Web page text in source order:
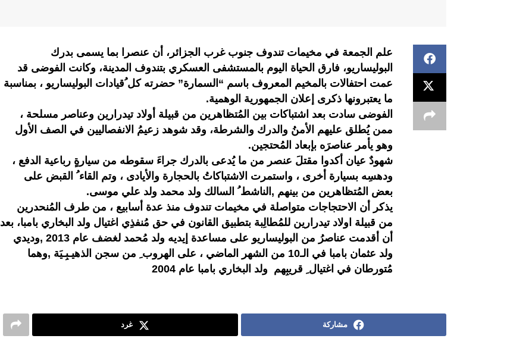
علم الجمعة في مخيمات تندوف جنوب غرب الجزائر، أن عنصرا بما يسمى بدرك
البوليساريو، فارق الحياة اليوم بالمستشفى العسكري بتندوف المدينة، وكانت الفوضى قد
عمت احتفالات بالمخيم المعروف باسم “السمارة” حضرته كل ُقيادات البوليساريو ، بمناسبة
ما يعتبرونها ذكرى إعلان الجمهورية الوهمية.
الفوضى سادت بعد اشتباكات بين المُتظاهرين من قبيلة أولاد تيدرارين وعناصر مسلحة ،
ممن يُطلق عليهم الأمنُ والدرك والشرطة، وقد شوهد زعيمُ الانفصاليين في الصف الأول
وهو يأمر عناصرَه بإبعاد المُحتجين.
شهودٌ عيان أكدوا مقتلَ عنصر من ما يُدعى بالدرك جراءَ سقوطه من سيارةٍ رباعية الدفع ،
ودهسِه بسيارة أخرى ، واستمرت الاشتباكاتُ بالحجارة والأيادى ، وتم القاء ُ القبض على
بعض المُتظاهرين من بينهم ,الناشط ُ السالك ولد محمد ولد علي موسى.
يذكر أن الاحتجاجات متواصلة في مخيمات تندوف منذ عدة أسابيع ، من طرف المُنحدرين
من قبيلة اولاد تيدرارين للمُطالِبة بتطبيق القانون في حق مُنفذِي اغتيال ولد البخاري بامبا، بعد
أن أقدمت عناصرُ من البوليساريو على مساعدة إيديه ولد مُحمد لغضف عام 2013 ,وديدي
ولد عثمان بامبا في الـ10 من الشهر الماضي ، على الهروب ِ من سجن الذهيـبِـيَة ,وهما
مُتورطان في اغتيال ِ قريبِهم ولد البخاري بامبا عام 2004
مشاركة غرد